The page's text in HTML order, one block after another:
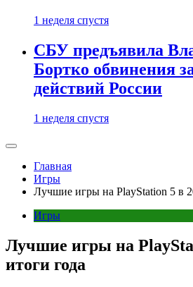
1 неделя спустя
СБУ предъявила
Бортко обвинения
действий России
1 неделя спустя
Главная
Игры
Лучшие игры на PlayStation 5 в
Игры
Лучшие игры на
итоги года